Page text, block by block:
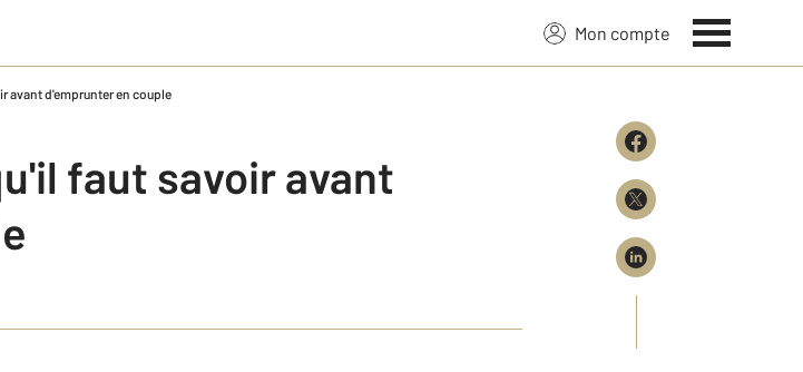
Mon compte
avant d'emprunter en couple
faut savoir avant